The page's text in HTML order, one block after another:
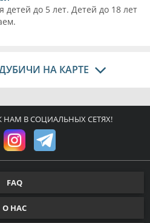
до 5 лет. Детей до 18 лет
НА КАРТЕ
НАМ В СОЦИАЛЬНЫХ СЕТЯХ!
FAQ
О НАС